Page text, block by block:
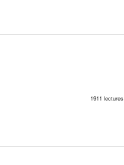
1911 lectures